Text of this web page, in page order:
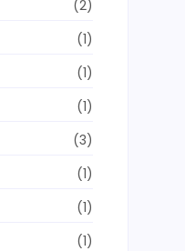
(2)
(1)
(1)
(1)
(3)
(1)
(1)
(1)